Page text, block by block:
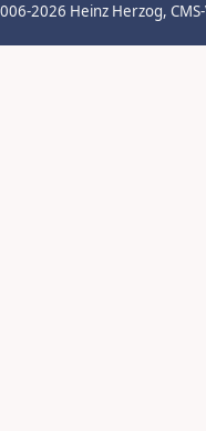
2026 Heinz Herzog,